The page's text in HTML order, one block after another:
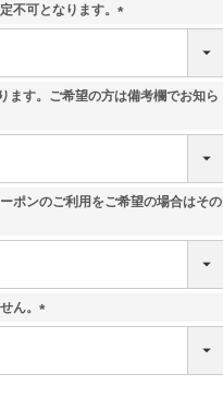
不可となります。
(
)
ます。ご希望の方は備考欄でお知ら
ポンのご利用をご希望の場合はその
ん。
(